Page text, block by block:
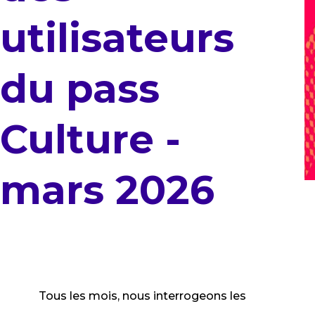
utilisateurs
du pass
Culture -
mars 2026
Tous les mois, nous interrogeons les